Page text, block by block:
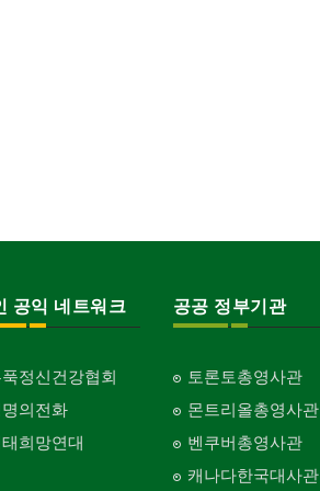
공익 네트워크
정신건강협회
의전화
희망연대
공공 정부기관
토론토총영사관
몬트리올총영사관
벤쿠버총영사관
캐나다한국대사관